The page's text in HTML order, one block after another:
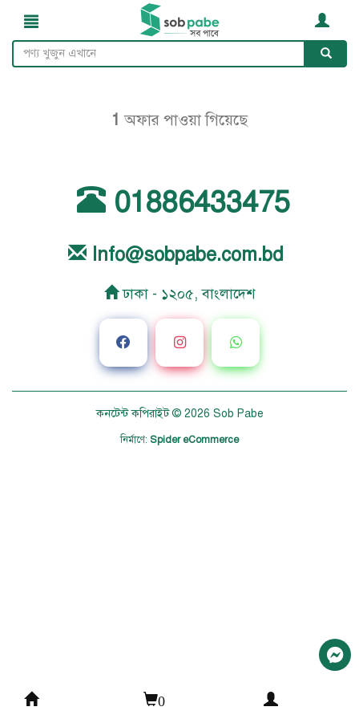
1 অফার পাওয়া গিয়েছে
01886433475
Info@sobpabe.com.bd
ঢাকা - ১২০৫, বাংলাদেশ
কনটেন্ট কপিরাইট © 2026 Sob Pabe
নির্মাণে: Spider eCommerce
0